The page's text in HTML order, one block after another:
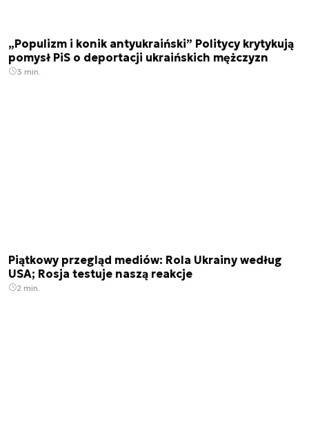
„Populizm i konik antyukraiński” Politycy krytykują
pomysł PiS o deportacji ukraińskich mężczyzn
3 min.
Piątkowy przegląd mediów: Rola Ukrainy według
USA; Rosja testuje naszą reakcje
2 min.